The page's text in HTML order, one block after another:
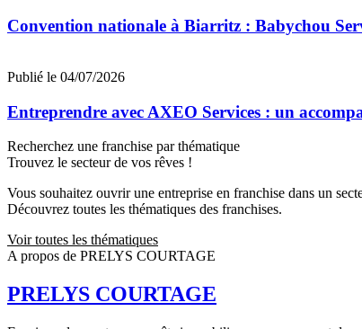
Convention nationale à Biarritz : Babychou
Publié le 04/07/2026
Entreprendre avec AXEO Services : un
Recherchez une franchise par thématique
Trouvez le secteur de vos rêves !
Vous souhaitez ouvrir une entreprise en franchise dans un
Découvrez toutes les thématiques des franchises.
Voir toutes les thématiques
A propos de PRELYS COURTAGE
PRELYS COURTAGE